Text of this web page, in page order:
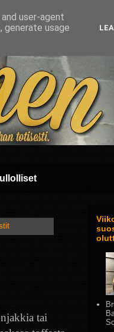
tai
user-agent
generate usage